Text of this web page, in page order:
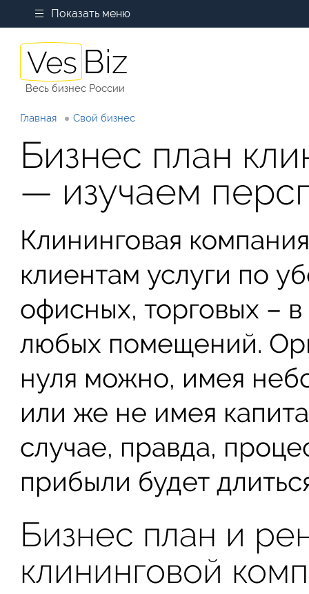
Показать меню
Весь бизнес России
Главная Свой бизнес
Бизнес план
— изучаем
Клининговая
клиентам услуги по
офисных, торговых –
любых помещений.
нуля можно, имея
или же не имея
случае, правда,
прибыли будет
Бизнес план и
клининговой